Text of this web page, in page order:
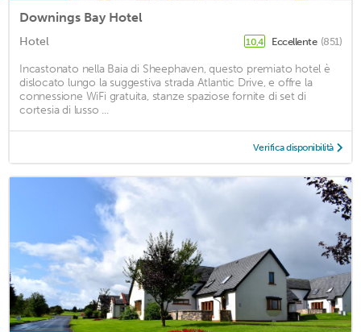
Downings Bay Hotel
Hotel 10,4 Eccellente (851)
Incastonato nella Baia di Sheephaven, questo premiato hotel è
dislocato lungo la suggestiva strada Atlantic Drive, e offre la
connessione WiFi gratuita, stanze spaziose fornite di set di
cortesia di lusso ...
Verifica disponibilità